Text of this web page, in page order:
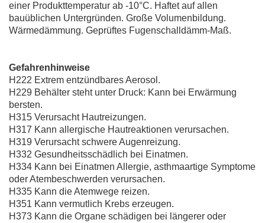
einer Produkttemperatur ab -10°C. Haftet auf allen
bauüblichen Untergründen. Große Volumenbildung.
Wärmedämmung. Geprüftes Fugenschalldämm-Maß.
Gefahrenhinweise
H222 Extrem entzündbares Aerosol.
H229 Behälter steht unter Druck: Kann bei Erwärmung
bersten.
H315 Verursacht Hautreizungen.
H317 Kann allergische Hautreaktionen verursachen.
H319 Verursacht schwere Augenreizung.
H332 Gesundheitsschädlich bei Einatmen.
H334 Kann bei Einatmen Allergie, asthmaartige Symptome
oder Atembeschwerden verursachen.
H335 Kann die Atemwege reizen.
H351 Kann vermutlich Krebs erzeugen.
H373 Kann die Organe schädigen bei längerer oder